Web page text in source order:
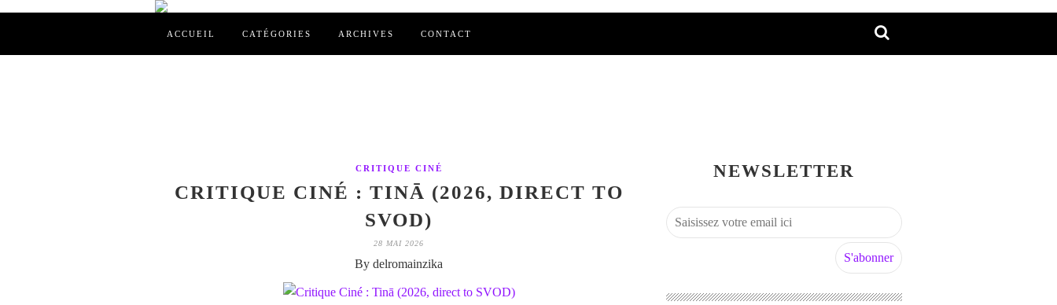
ACCUEIL CATÉGORIES ARCHIVES CONTACT
CRITIQUE CINÉ
CRITIQUE CINÉ : TINĀ (2026, DIRECT TO
SVOD)
28 MAI 2026
By delromainzika
NEWSLETTER